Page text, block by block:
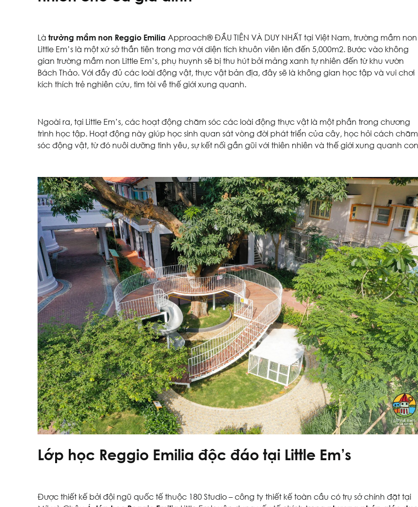
Là trường mầm non Reggio Emilia
Approach® ĐẦU TIÊN VÀ DUY NHẤT tại Việt Nam, trường mầm non
Little Em’s là một xứ sở thần tiên trong mơ với diện tích khuôn viên lên đến 5,000m2. Bước vào không
gian trường mầm non Little Em’s, phụ huynh sẽ bị thu hút bởi mảng xanh tự nhiên đến từ khu vườn
Bách Thảo. Với đầy đủ các loài động vật, thực vật bản địa, đây sẽ là không gian học tập và vui chơi
kích thích trẻ nghiên cứu, tìm tòi về thế giới xung quanh.
Ngoài ra, tại Little Em’s, các hoạt động chăm sóc các loài động thực vật là một phần trong chương
trình học tập. Hoạt động này giúp học sinh quan sát vòng đời phát triển của cây, học hỏi cách chăm
sóc động vật, từ đó nuôi dưỡng tình yêu, sự kết nối gần gũi với thiên nhiên và thế giới xung quanh con.
Lớp học Reggio Emilia độc đáo tại Little Em’s
Được thiết kế bởi đội ngũ quốc tế thuộc 180 Studio – công ty thiết kế toàn cầu có trụ sở chính đặt tại
Mỹ và Châu Á,lớp học Reggio EmiliaLittle Em’s vận dụng yếu tố chính trong phương pháp giáo dục